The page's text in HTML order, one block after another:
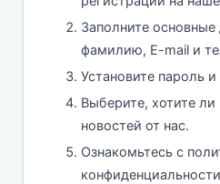
Заполните
фамилию, E-mail и
Установите пароль
Выберите, хотите
новостей от нас.
Ознакомьтесь с